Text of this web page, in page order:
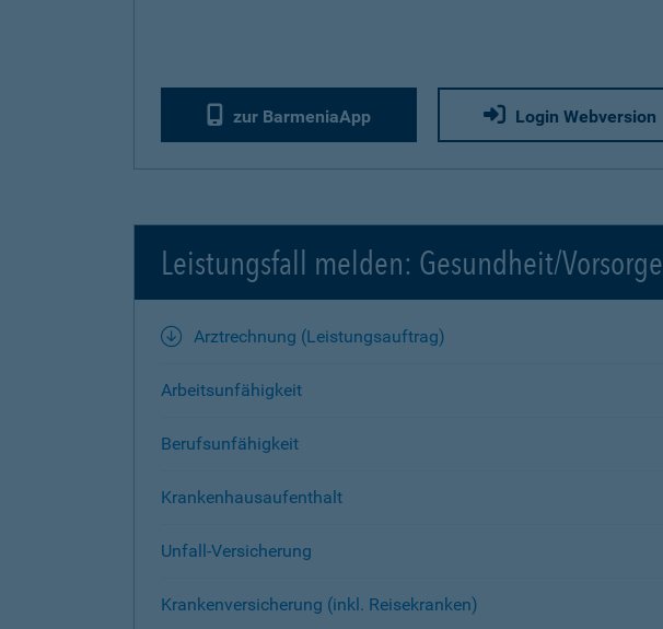
zur BarmeniaApp Login Webversion
Leistungsfall melden: Gesundheit/Vorsorge
Arztrechnung (Leistungsauftrag)
Arbeitsunfähigkeit
Berufsunfähigkeit
Krankenhausaufenthalt
Unfall-Versicherung
Krankenversicherung (inkl. Reisekranken)